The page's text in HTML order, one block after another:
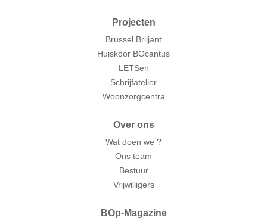
Projecten
Brussel Briljant
Huiskoor BOcantus
LETSen
Schrijfatelier
Woonzorgcentra
Over ons
Wat doen we ?
Ons team
Bestuur
Vrijwilligers
BOp-Magazine